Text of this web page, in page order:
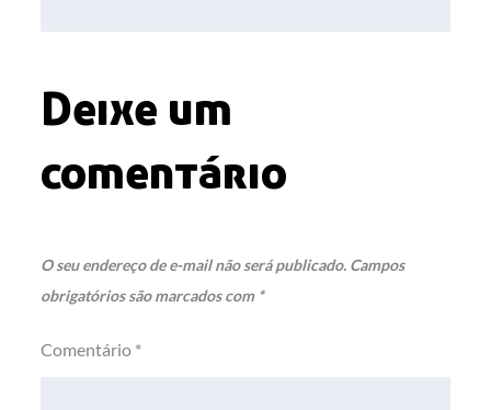
Deixe um
comentário
O seu endereço de e-mail não será publicado. Campos
obrigatórios são marcados com *
Comentário *